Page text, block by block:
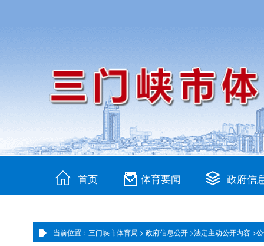
首页 体育要闻 政府信
当前位置：三门峡市体育局 > 政府信息公开 >法定主动公开内容 >